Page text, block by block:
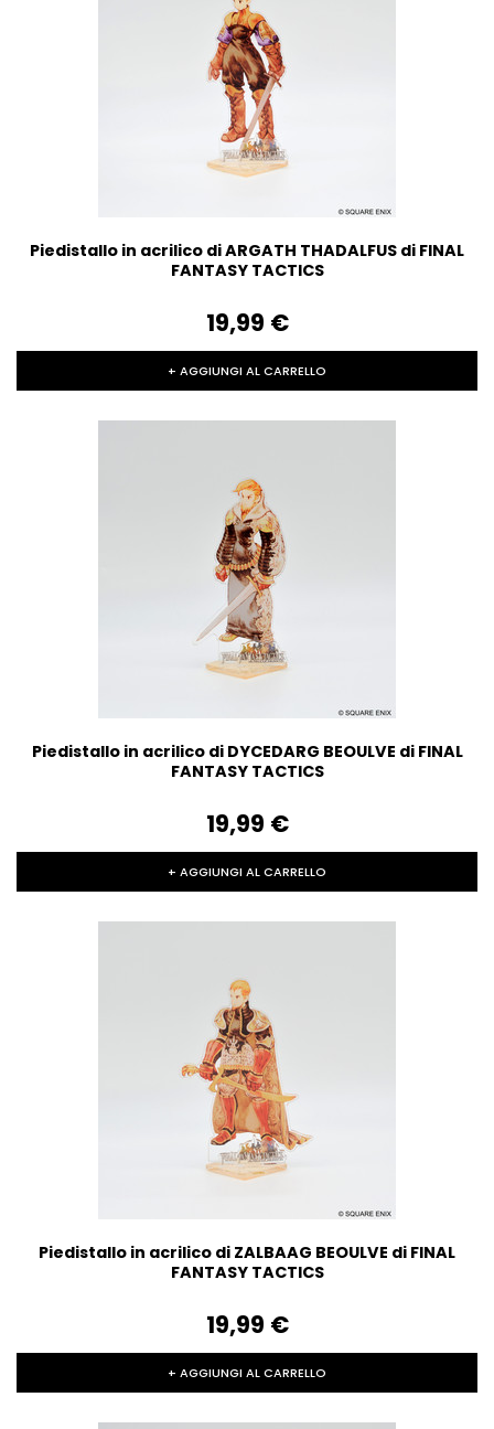
Piedistallo in acrilico di ARGATH THADALFUS di FINAL
FANTASY TACTICS
19,99‎ ‎€
+ AGGIUNGI AL CARRELLO
Piedistallo in acrilico di DYCEDARG BEOULVE di FINAL
FANTASY TACTICS
19,99‎ ‎€
+ AGGIUNGI AL CARRELLO
Piedistallo in acrilico di ZALBAAG BEOULVE di FINAL
FANTASY TACTICS
19,99‎ ‎€
+ AGGIUNGI AL CARRELLO